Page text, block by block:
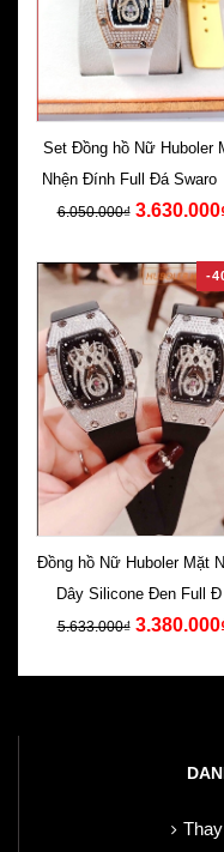
Set Đồng hồ Nữ Huboler
Nhện Đính Full Đá
Rose Gold
6.050.000₫
-
Đồng hồ Nữ Huboler Mặt
Dây Silicone Đen Full Đá
Swarovski
5.633.000₫